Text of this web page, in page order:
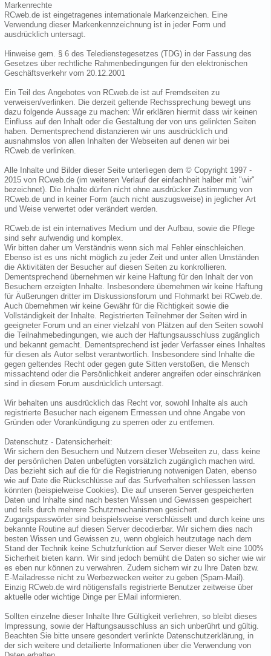
Markenrechte
RCweb.de ist eingetragenes internationale Markenzeichen. Eine
Verwendung dieser Markenkennzeichnung ist in jeder Form und
ausdrücklich untersagt.
Hinweise gem. § 6 des Teledienstegesetzes (TDG) in der Fassung des
Gesetzes über rechtliche Rahmenbedingungen für den elektronischen
Geschäftsverkehr vom 20.12.2001
Ein Teil des Angebotes von RCweb.de ist auf Fremdseiten zu
verweisen/verlinken. Die derzeit geltende Rechssprechung bewegt uns
dazu folgende Aussage zu machen: Wir erklären hiermit dass wir keinen
Einfluss auf den Inhalt oder die Gestaltung der von uns gelinkten Seiten
haben. Dementsprechend distanzieren wir uns ausdrücklich und
ausnahmslos von allen Inhalten der Webseiten auf denen wir bei
RCweb.de verlinken.
Alle Inhalte und Bilder dieser Seite unterliegen dem © Copyright 1997 -
2015 von RCweb.de (im weiteren Verlauf der einfachheit halber mit "wir"
bezeichnet). Die Inhalte dürfen nicht ohne ausdrücker Zustimmung von
RCweb.de und in keiner Form (auch nicht auszugsweise) in jeglicher Art
und Weise verwertet oder verändert werden.
RCweb.de ist ein internatives Medium und der Aufbau, sowie die Pflege
sind sehr aufwendig und komplex.
Wir bitten daher um Verständnis wenn sich mal Fehler einschleichen.
Ebenso ist es uns nicht möglich zu jeder Zeit und unter allen Umständen
die Aktivitäten der Besucher auf diesen Seiten zu konkrollieren.
Dementsprechend übernehmen wir keine Haftung für den Inhalt der von
Besuchern erzeigten Inhalte. Insbesondere übernehmen wir keine Haftung
für Äußerungen dritter im Diskussionsforum und Flohmarkt bei RCweb.de.
Auch übernehmen wir keine Gewähr für die Richtigkeit sowie die
Vollständigkeit der Inhalte. Registrierten Teilnehmer der Seiten wird in
geeigneter Forum und an einer vielzahl von Plätzen auf den Seiten sowohl
die Teilnahmebedingungen, wie auch der Haftungsausschluss zugänglich
und bekannt gemacht. Dementsprechend ist jeder Verfasser eines Inhaltes
für diesen als Autor selbst verantwortlich. Insbesondere sind Inhalte die
gegen geltendes Recht oder gegen gute Sitten verstoßen, die Mensch
missachtend oder die Persönlichkeit anderer angreifen oder einschränken
sind in diesem Forum ausdrücklich untersagt.
Wir behalten uns ausdrücklich das Recht vor, sowohl Inhalte als auch
registrierte Besucher nach eigenem Ermessen und ohne Angabe von
Gründen oder Vorankündigung zu sperren oder zu entfernen.
Datenschutz - Datensicherheit:
Wir sichern den Besuchern und Nutzern dieser Webseiten zu, dass keine
der persönlichen Daten unbefügten vorsätzlich zugänglich machen wird.
Das bezieht sich auf die für die Registrierung notwenigen Daten, ebenso
wie auf Date die Rückschlüsse auf das Surfverhalten schliessen lassen
könnten (beispielweise Cookies). Die auf unseren Server gespeicherten
Daten und Inhalte sind nach besten Wissen und Gewissen gespeichert
und teils durch mehrere Schutzmechanismen gesichert.
Zugangspasswörter sind beispielsweise verschlüsselt und durch keine uns
bekannte Routine auf diesen Server decodierbar. Wir sichern dies nach
besten Wissen und Gewissen zu, wenn obgleich heutzutage nach dem
Stand der Technik keine Schutzfunktion auf Server dieser Welt eine 100%
Sicherheit bieten kann. Wir sind jedoch bemüht die Daten so sicher wie wir
es eben nur können zu verwahren. Zudem sichern wir zu Ihre Daten bzw.
E-Mailadresse nicht zu Werbezwecken weiter zu geben (Spam-Mail).
Einzig RCweb.de wird nötigensfalls registrierte Benutzer zeitweise über
aktuelle oder wichtige Dinge per EMail informieren.
Sollten einzelne dieser Inhalte Ihre Gültigkeit verliehren, so bleibt dieses
Impressung, sowie der Haftungsausschluss an sich unberührt und gültig.
Beachten Sie bitte unsere gesondert verlinkte Datenschutzerklärung, in
der sich weitere und detailierte Informationen über die Verwendung von